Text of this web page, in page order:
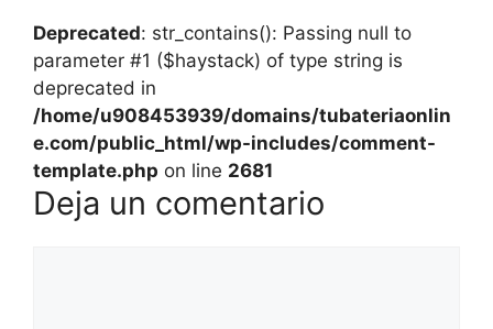
Deprecated: str_contains(): Passing null to
parameter #1 ($haystack) of type string is
deprecated in
/home/u908453939/domains/tubateriaonlin
e.com/public_html/wp-includes/comment-
template.php on line 2681
Deja un comentario